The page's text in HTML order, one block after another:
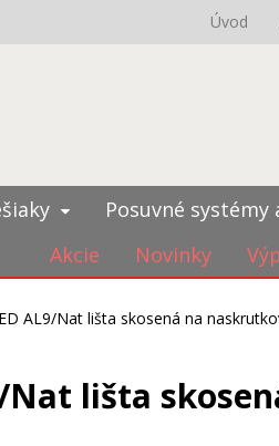
Úvod
Posuvné
Akcie
Novinky
AL9/Nat lišta skosená na
Nat lišta